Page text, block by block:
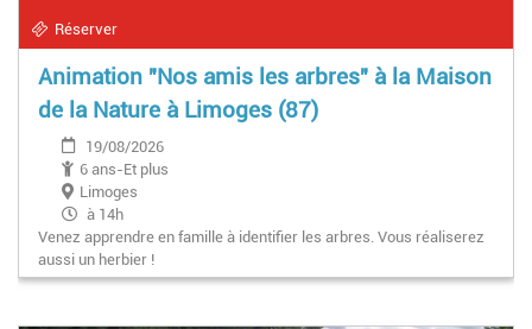
Réserver
Animation "Nos amis les arbres" à la Maison
de la Nature à Limoges (87)
19/08/2026
6 ans-Et plus
Limoges
à 14h
Venez apprendre en famille à identifier les arbres. Vous réaliserez
aussi un herbier !